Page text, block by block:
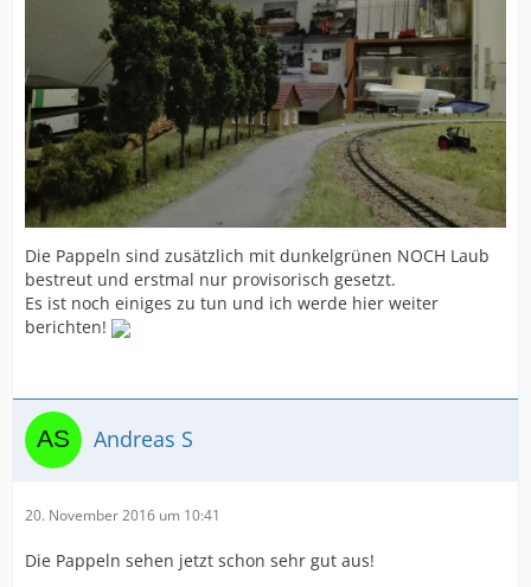
Die Pappeln sind zusätzlich mit dunkelgrünen NOCH Laub
bestreut und erstmal nur provisorisch gesetzt.
Es ist noch einiges zu tun und ich werde hier weiter
berichten!
Andreas S
20. November 2016 um 10:41
Die Pappeln sehen jetzt schon sehr gut aus!